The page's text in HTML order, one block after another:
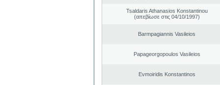
Tsaldaris Athanasios Konstantinou
(απεβίωσε στις 04/10/1997)
Barmpagiannis Vasileios
Papageorgopoulos Vasileios
Evmoiridis Konstantinos